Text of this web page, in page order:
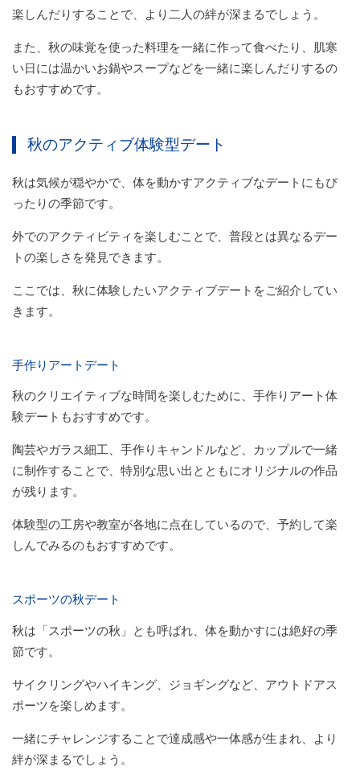
楽しんだりすることで、より二人の絆が深まるでしょう。
また、秋の味覚を使った料理を一緒に作って食べたり、肌寒
い日には温かいお鍋やスープなどを一緒に楽しんだりするの
もおすすめです。
秋のアクティブ体験型デート
秋は気候が穏やかで、体を動かすアクティブなデートにもぴ
ったりの季節です。
外でのアクティビティを楽しむことで、普段とは異なるデー
トの楽しさを発見できます。
ここでは、秋に体験したいアクティブデートをご紹介してい
きます。
手作りアートデート
秋のクリエイティブな時間を楽しむために、手作りアート体
験デートもおすすめです。
陶芸やガラス細工、手作りキャンドルなど、カップルで一緒
に制作することで、特別な思い出とともにオリジナルの作品
が残ります。
体験型の工房や教室が各地に点在しているので、予約して楽
しんでみるのもおすすめです。
スポーツの秋デート
秋は「スポーツの秋」とも呼ばれ、体を動かすには絶好の季
節です。
サイクリングやハイキング、ジョギングなど、アウトドアス
ポーツを楽しめます。
一緒にチャレンジすることで達成感や一体感が生まれ、より
絆が深まるでしょう。